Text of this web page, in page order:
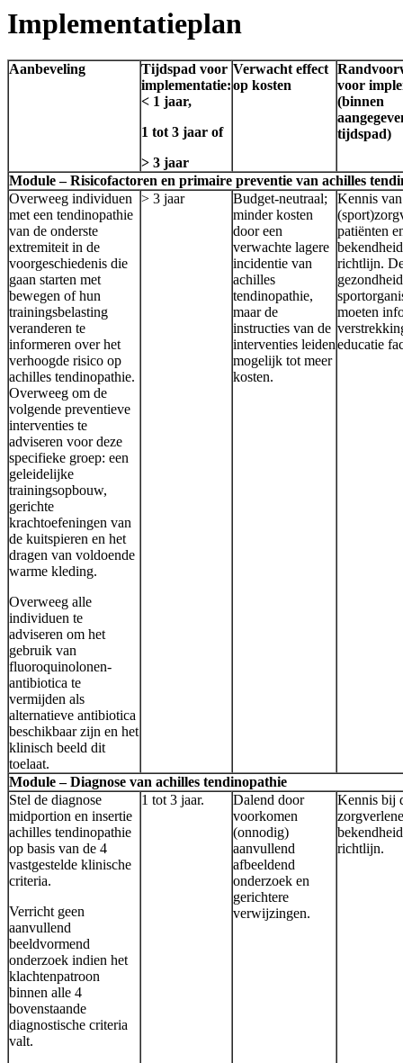
Implementatieplan
Aanbeveling
Tijdspad voor
implementatie:
< 1 jaar,
1 tot 3 jaar of
> 3 jaar
Verwacht effect
op kosten
voor
(binnen
tijdspad)
Module – Risicofactoren en primaire preventie van achilles
Overweeg individuen
met een tendinopathie
van de onderste
extremiteit in de
voorgeschiedenis die
gaan starten met
bewegen of hun
trainingsbelasting
veranderen te
informeren over het
verhoogde risico op
achilles tendinopathie.
Overweeg om de
volgende preventieve
interventies te
adviseren voor deze
specifieke groep: een
geleidelijke
trainingsopbouw,
gerichte
krachtoefeningen van
de kuitspieren en het
dragen van voldoende
warme kleding.
Overweeg alle
individuen te
adviseren om het
gebruik van
fluoroquinolonen-
antibiotica te
vermijden als
alternatieve antibiotica
beschikbaar zijn en het
klinisch beeld dit
toelaat.
> 3 jaar
Budget-neutraal;
minder kosten
door een
verwachte lagere
incidentie van
achilles
tendinopathie,
maar de
instructies van de
interventies leiden
mogelijk tot meer
kosten.
Kennis van
patiënten
richtlijn.
moeten
educatie
Module – Diagnose van achilles tendinopathie
Stel de diagnose
midportion en insertie
achilles tendinopathie
op basis van de 4
vastgestelde klinische
criteria.
Verricht geen
aanvullend
beeldvormend
onderzoek indien het
klachtenpatroon
binnen alle 4
bovenstaande
diagnostische criteria
valt.
1 tot 3 jaar.
Dalend door
voorkomen
(onnodig)
aanvullend
afbeeldend
onderzoek en
gerichtere
verwijzingen.
Kennis bij
richtlijn.